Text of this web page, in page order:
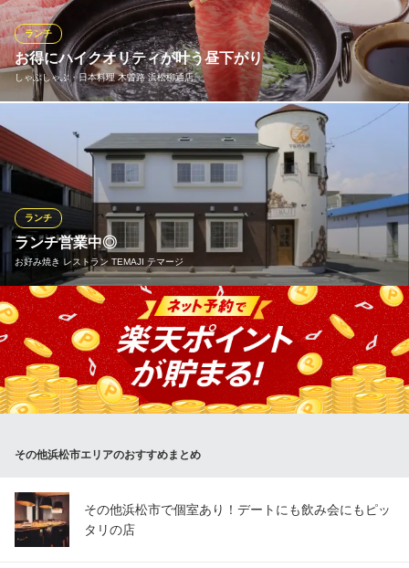
煮魚定食（煮付け定番さば味噌煮）
950円(税込)
ランチメニューをもっと見る
ＪＲ東海道本線高塚駅北口 車10分
静岡県浜松市中央区志都呂町4912-1
おすすめランチメニュー
白いオムライス
1,900円(税込)
とろーりチーズのデミオムライス
デミグラスソースのオムライス
1,680円(税込)
ランチメニューをもっと見る
ランチクーポンあり 詳細を見る
喫茶酒場 りば亭 （Cafe＆Kitchen LIBERTY ）
洋食 スイーツ カフェ
遠州鉄道線上島駅 徒歩車８分
静岡県浜松市中央区三方原町311-1
お得にハイクオリティが叶う昼下がり
しゃぶしゃぶ・日本料理 木曽路 浜松柳通店
ランチ
お昼の御定食や季節の会席は勿論、しゃぶしゃぶや追加のお肉等
もリーズナブルにご提供しております。木曽路クオリティをラン
チタイムにお得にご堪能ください。当店では気配り・目配り・心
配りを心がけ、お客様に言われる前に行う先手のサービスを目指
しております。大切なゲストをお迎えする特別なご会食もお任せ
ください。
おすすめランチメニュー
北海御膳(6/24～8/16)
3,850円(税込)
涼風三昧(6/24～8/7)
国産牛ロース肉40g 2,420円(税込)
麦とろろ定食
2,420円(税込)
ランチメニューをもっと見る
しゃぶしゃぶ・日本料理 木曽路 浜松柳通店
しゃぶしゃぶ・日本料理
遠州鉄道西鹿島線助信駅 徒歩12分
静岡県浜松市中央区船越町33-20
ランチ営業中◎
お好み焼き レストラン TEMAJI テマージ
ランチ
当店はランチも営業中！牛肉100％ハンバーグ定食・超厚切り牛タ
ン定食・サーロインステーキ定食 どちらも＋200円でご飯と味噌
汁、お漬物が着きます。是非ご利用下さい。
おすすめランチメニュー
＋ 220円(税込)
ランチメニューをもっと見る
その他浜松市エリアのおすすめまとめ
その他浜松市で個室あり！デートにも飲み会にもピッ
タリの店